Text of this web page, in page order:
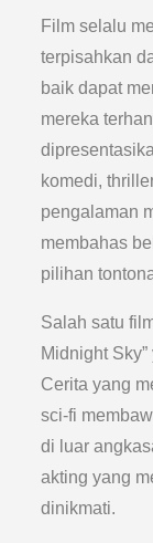
Film selalu
terpisahkan
baik dapat
mereka
komedi,
pengalaman
membahas
pilihan
Salah satu
Midnight
Cerita yang
sci-fi
di luar
akting yang
dinikmati.